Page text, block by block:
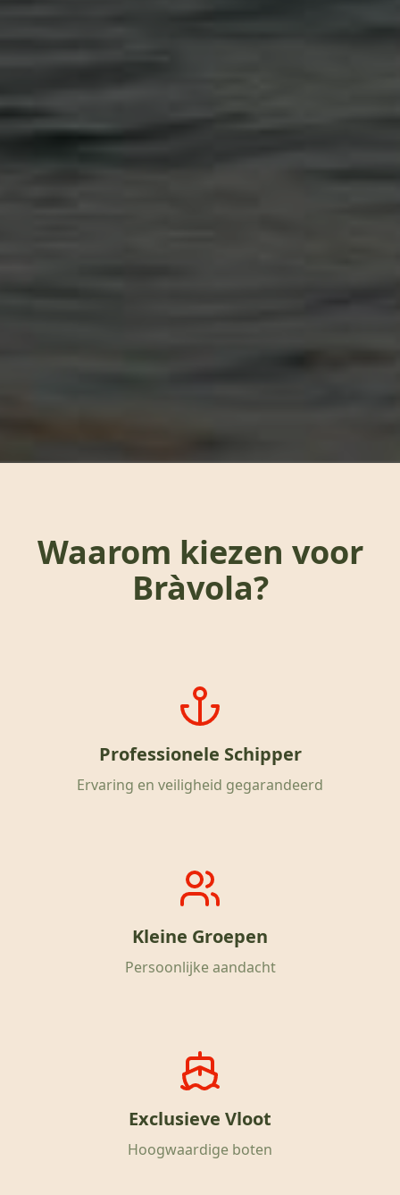
Waarom kiezen voor
Bràvola?
Professionele Schipper
Ervaring en veiligheid gegarandeerd
Kleine Groepen
Persoonlijke aandacht
Exclusieve Vloot
Hoogwaardige boten